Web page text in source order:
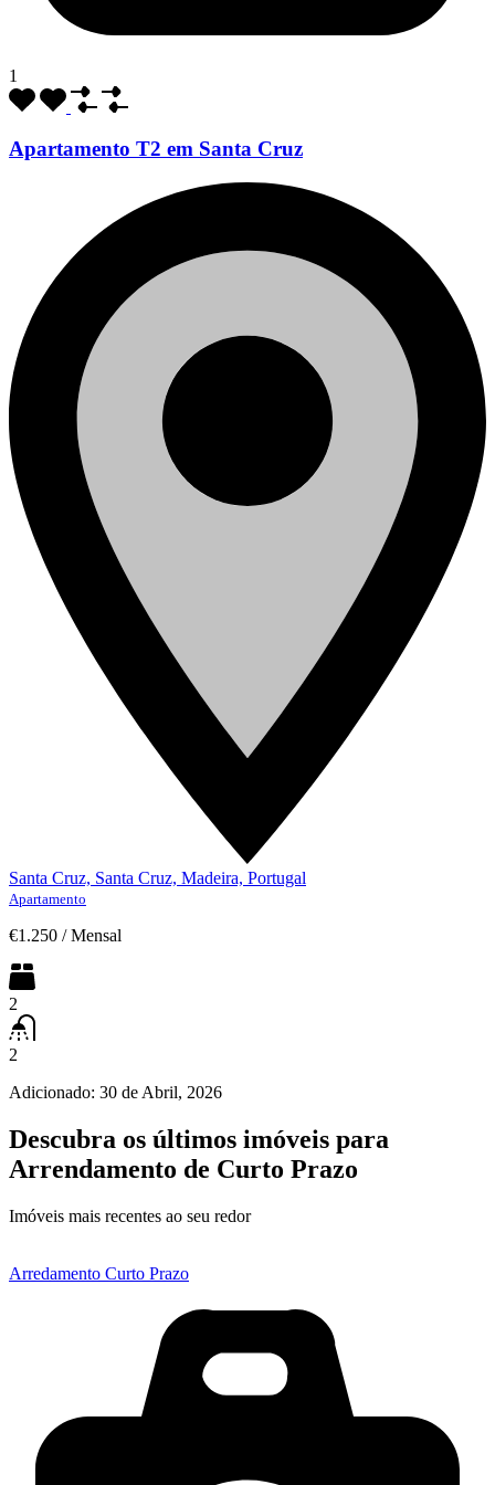
1
Apartamento T2 em Santa Cruz
Santa Cruz, Santa Cruz, Madeira, Portugal
Apartamento
€1.250 / Mensal
2
2
Adicionado: 30 de Abril, 2026
Descubra os últimos imóveis para
Arrendamento de Curto Prazo
Imóveis mais recentes ao seu redor
Arredamento Curto Prazo